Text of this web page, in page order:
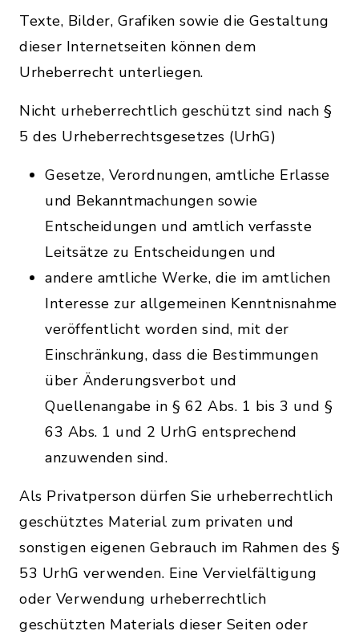
Texte, Bilder, Grafiken sowie die Gestaltung
dieser Internetseiten können dem
Urheberrecht unterliegen.
Nicht urheberrechtlich geschützt sind nach §
5 des Urheberrechtsgesetzes (UrhG)
Gesetze, Verordnungen, amtliche Erlasse
und Bekanntmachungen sowie
Entscheidungen und amtlich verfasste
Leitsätze zu Entscheidungen und
andere amtliche Werke, die im amtlichen
Interesse zur allgemeinen Kenntnisnahme
veröffentlicht worden sind, mit der
Einschränkung, dass die Bestimmungen
über Änderungsverbot und
Quellenangabe in § 62 Abs. 1 bis 3 und §
63 Abs. 1 und 2 UrhG entsprechend
anzuwenden sind.
Als Privatperson dürfen Sie urheberrechtlich
geschütztes Material zum privaten und
sonstigen eigenen Gebrauch im Rahmen des §
53 UrhG verwenden. Eine Vervielfältigung
oder Verwendung urheberrechtlich
geschützten Materials dieser Seiten oder